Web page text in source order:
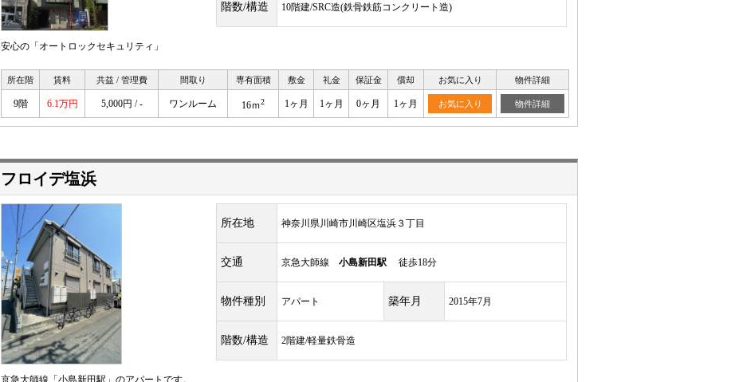
階数/構造 10階建/SRC造(鉄骨鉄筋コンクリート造)
安心の「オートロックセキュリティ」
所在階 賃料 共益 / 管理費 間取り 専有面積 敷金 礼金 保証金 償却 お気に入り 物件詳細
9階 6.1万円 5,000円 / - ワンルーム 16ｍ2 1ヶ月 1ヶ月 0ヶ月 1ヶ月 お気に入り 物件詳細
フロイデ塩浜
所在地 神奈川県川崎市川崎区塩浜３丁目
交通 京急大師線 小島新田駅 徒歩18分
物件種別 アパート 築年月 2015年7月
階数/構造 2階建/軽量鉄骨造
京急大師線「小島新田駅」のアパートです。